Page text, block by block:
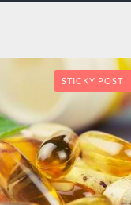
STICKY POST